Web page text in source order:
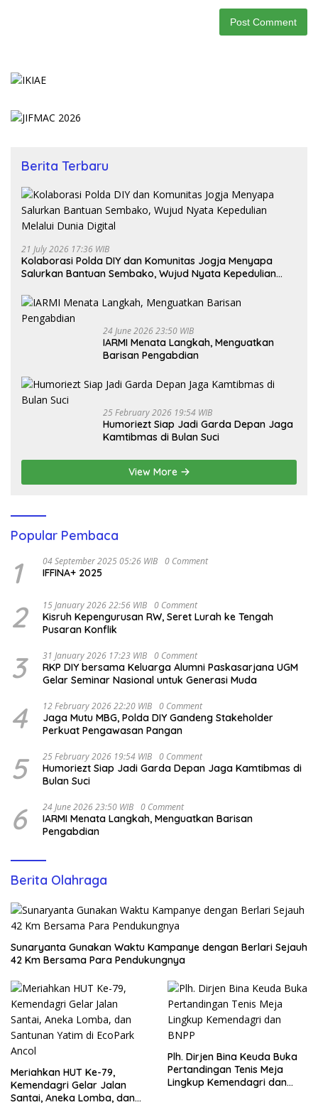
Berita Terbaru
21 July 2026 17:36 WIB
Kolaborasi Polda DIY dan Komunitas Jogja Menyapa
Salurkan Bantuan Sembako, Wujud Nyata Kepedulian
24 June 2026 23:50 WIB
IARMI Menata Langkah, Menguatkan
Barisan Pengabdian
25 February 2026 19:54 WIB
Humoriezt Siap Jadi Garda Depan Jaga
Kamtibmas di Bulan Suci
View More
Popular Pembaca
1 04 September 2025 05:26 WIB 0 Comment
IFFINA+ 2025
2 15 January 2026 22:56 WIB 0 Comment
Kisruh Kepengurusan RW, Seret Lurah ke Tengah
Pusaran Konflik
3 31 January 2026 17:23 WIB 0 Comment
RKP DIY bersama Keluarga Alumni Paskasarjana UGM
Gelar Seminar Nasional untuk Generasi Muda
4 12 February 2026 22:20 WIB 0 Comment
Jaga Mutu MBG, Polda DIY Gandeng Stakeholder
Perkuat Pengawasan Pangan
5 25 February 2026 19:54 WIB 0 Comment
Humoriezt Siap Jadi Garda Depan Jaga Kamtibmas di
Bulan Suci
6 24 June 2026 23:50 WIB 0 Comment
IARMI Menata Langkah, Menguatkan Barisan
Pengabdian
Berita Olahraga
Sunaryanta Gunakan Waktu Kampanye dengan Berlari Sejauh
42 Km Bersama Para Pendukungnya
Meriahkan HUT Ke-79,
Kemendagri Gelar Jalan
Santai, Aneka Lomba, dan
Plh. Dirjen Bina Keuda Buka
Pertandingan Tenis Meja
Lingkup Kemendagri dan